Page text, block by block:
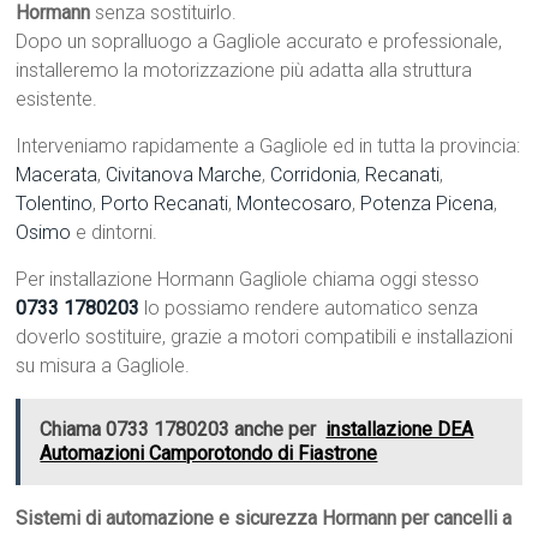
Hormann senza sostituirlo.
Dopo un sopralluogo a Gagliole accurato e professionale,
installeremo la motorizzazione più adatta alla struttura
esistente.
Interveniamo rapidamente a Gagliole ed in tutta la provincia:
Macerata, Civitanova Marche, Corridonia, Recanati,
Tolentino, Porto Recanati, Montecosaro, Potenza Picena,
Osimo e dintorni.
Per installazione Hormann Gagliole chiama oggi stesso
0733 1780203 lo possiamo rendere automatico senza
doverlo sostituire, grazie a motori compatibili e installazioni
su misura a Gagliole.
Chiama 0733 1780203 anche per installazione DEA
Automazioni Camporotondo di Fiastrone
Sistemi di automazione e sicurezza Hormann per cancelli a